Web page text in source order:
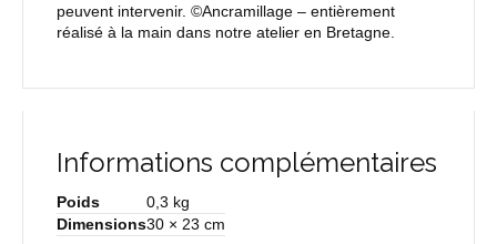
peuvent intervenir. ©Ancramillage – entièrement
réalisé à la main dans notre atelier en Bretagne.
Informations complémentaires
Poids
0,3 kg
Dimensions30 × 23 cm